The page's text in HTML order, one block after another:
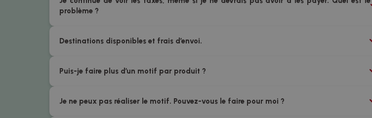
problème ?
Destinations disponibles et frais d’envoi.
Puis-je faire plus d’un motif par produit ?
Je ne peux pas réaliser le motif. Pouvez-vous le faire pour moi ?